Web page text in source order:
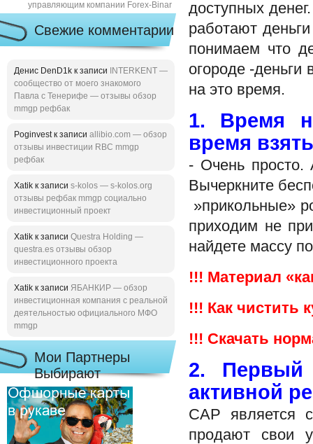
управляющим компании Forex-Binar
Свежие комментарии
Денис DenD1k к записи
INTERKENT —
сообщество от моего знакомого
Павла с Тенерифе — отзывы обзор
mmgp рефбак
Poginvest к записи allibio.com — обзор
отзывы инвестиции RBC mmgp
рефбак
Xatik к записи s-kolos — s-kolos.org
отзывы рефбак mmgp социально
инвестиционный проект
Xatik к записи Questra Holding —
questra.es отзывы обзор
инвестиционного проекта
Xatik к записи ЯБАНКИР — обзор
инвестиционная компания с реальной
деятельностью официального МФО
mmgp
Мои Партнеры
Выбирают
доступных
работают
понимаем что
огороде -деньги
на это время.
1. Время
время
- Очень просто.
Вычеркните
»прикольные»
приходим не
найдете массу
!!! Материал
!!! Как чистить
!!! Скачать
2. Первый
активной
САР является
продают свои